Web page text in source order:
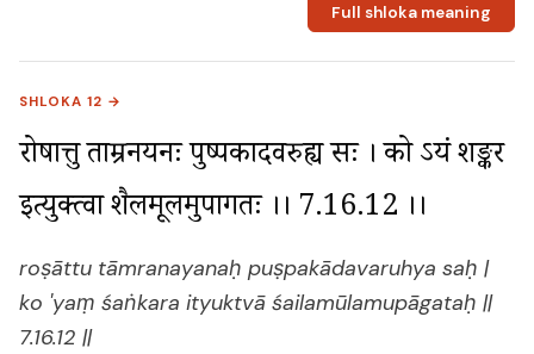
Full shloka meaning
SHLOKA 12 →
रोषात्तु ताम्रनयनः पुष्पकादवरुह्य सः । को ऽयं शङ्कर
इत्युक्त्वा शैलमूलमुपागतः ।। 7.16.12 ।।
roṣāttu tāmranayanaḥ puṣpakādavaruhya saḥ |
ko 'yaṃ śaṅkara ityuktvā śailamūlamupāgataḥ ||
7.16.12 ||